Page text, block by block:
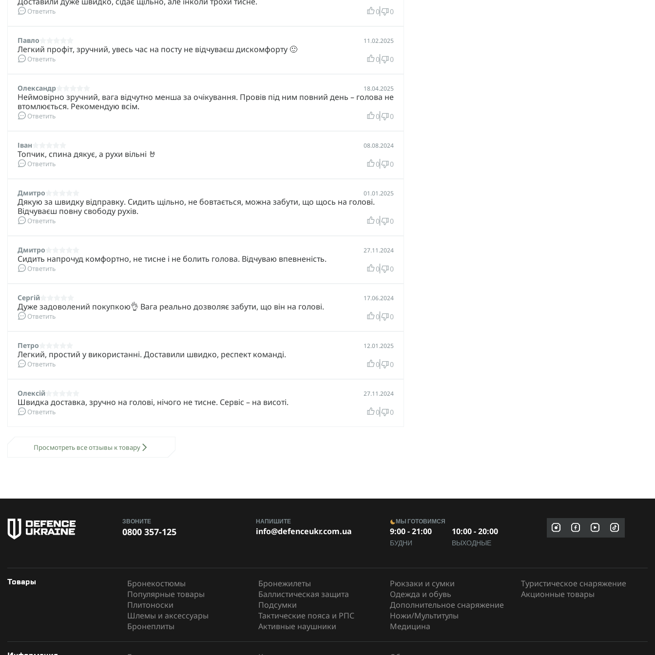
Ответить 0 0
Павло 11.02.2025
Легкий профіт, зручний, увесь час на посту не відчуваєш дискомфорту 🙂
Ответить 0 0
Олександр 18.04.2025
Неймовірно зручний, вага відчутно менша за очікування. Провів під ним повний день – голова не
втомлюється. Рекомендую всім.
Ответить 0 0
Іван 08.08.2024
Топчик, спина дякує, а рухи вільні 🤘
Ответить 0 0
Дмитро 01.01.2025
Дякую за швидку відправку. Сидить щільно, не бовтається, можна забути, що щось на голові.
Відчуваєш повну свободу рухів.
Ответить 0 0
Дмитро 27.11.2024
Сидить напрочуд комфортно, не тисне і не болить голова. Відчуваю впевненість.
Ответить 0 0
Сергій 17.06.2024
Дуже задоволений покупкою👌 Вага реально дозволяє забути, що він на голові.
Ответить 0 0
Петро 12.01.2025
Легкий, простий у використанні. Доставили швидко, респект команді.
Ответить 0 0
Олексій 27.11.2024
Швидка доставка, зручно на голові, нічого не тисне. Сервіс – на висоті.
Ответить 0 0
Просмотреть все отзывы к товару
ЗВОНИТЕ
0800 357-125
НАПИШИТЕ
info@defenceukr.com.ua
МЫ ГОТОВИМСЯ
9:00 - 21:00
БУДНИ
10:00 - 20:00
ВЫХОДНЫЕ
Товары
Бронекостюмы
Популярные товары
Плитоноски
Шлемы и аксессуары
Бронеплиты
Бронежилеты
Баллистическая защита
Подсумки
Тактические пояса и РПС
Активные наушники
Рюкзаки и сумки
Одежда и обувь
Дополнительное снаряжение
Ножи/Мультитулы
Медицина
Туристическое снаряжение
Акционные товары